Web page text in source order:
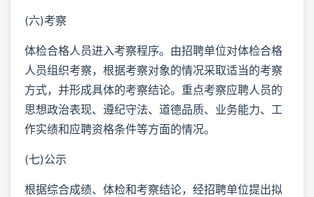
(六)考察
体检合格人员进入考察程序。由招聘单位对体检合格
人员组织考察，根据考察对象的情况采取适当的考察
方式，并形成具体的考察结论。重点考察应聘人员的
思想政治表现、遵纪守法、道德品质、业务能力、工
作实绩和应聘资格条件等方面的情况。
(七)公示
根据综合成绩、体检和考察结论，经招聘单位提出拟